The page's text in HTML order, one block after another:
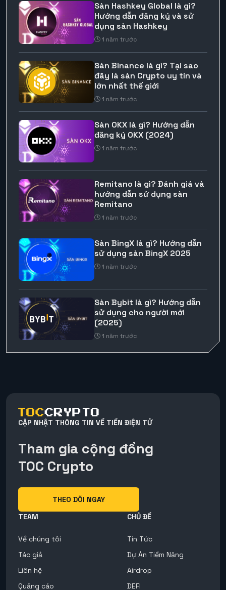
Sàn Hashkey Global là gì?
Hướng dẫn đăng ký và sử
dụng sàn Hashkey
1 năm trước
Sàn Binance là gì? Tại sao
đây là sàn Crypto uy tín và
lớn nhất thế giới
1 năm trước
Sàn OKX là gì? Hướng dẫn
đăng ký OKX (2024)
1 năm trước
Remitano là gì? Đánh giá và
hướng dẫn sử dụng sàn
Remitano
1 năm trước
Sàn BingX là gì? Hướng dẫn
sử dụng sàn BingX 2025
1 năm trước
Sàn Bybit là gì? Hướng dẫn
sử dụng cho người mới
(2025)
1 năm trước
CẬP NHẬT THÔNG TIN VỀ TIỀN ĐIỆN TỬ
Tham gia cộng đồng
TOC Crypto
THEO DÕI NGAY
TEAM
Về chúng tôi
Tác giả
Liên hệ
Quảng cáo
CHỦ ĐỀ
Tin Tức
Dự Án Tiềm Năng
Airdrop
DEFI